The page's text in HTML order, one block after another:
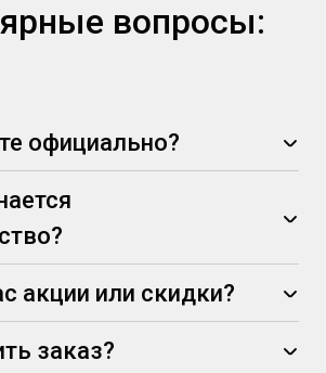
вопросы:
официально?
акции или скидки?
заказ?